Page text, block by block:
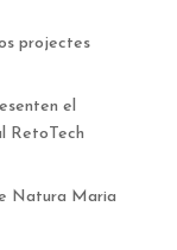
projectes
el
RetoTech
Natura Maria